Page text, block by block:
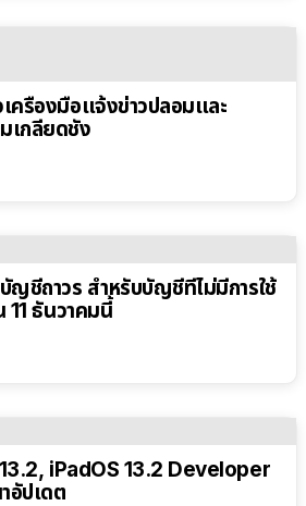
ครื่องมือแจ้งข่าวปลอมและ
เกลียดชัง
ชีถาวร สำหรับบัญชีที่ไม่มีการใช้
11 ธันวาคมนี้
iPadOS 13.2 Developer
อัปเดต